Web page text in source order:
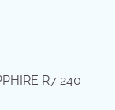
R7 240